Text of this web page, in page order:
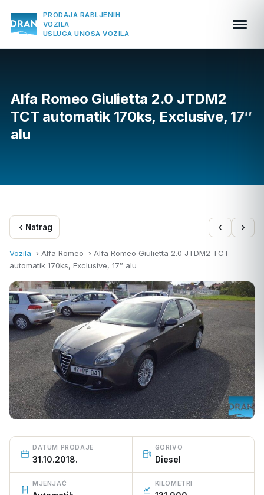
PRODAJA RABLJENIH
VOZILA
USLUGA UNOSA VOZILA
Alfa Romeo Giulietta 2.0 JTDM2
TCT automatik 170ks, Exclusive, 17″
alu
Natrag
Vozila › Alfa Romeo › Alfa Romeo Giulietta 2.0 JTDM2 TCT
automatik 170ks, Exclusive, 17″ alu
DATUM PRODAJE
31.10.2018.
GORIVO
Diesel
MJENJAČ KILOMETRI